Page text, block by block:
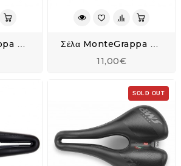
11,00€
SOLD OUT